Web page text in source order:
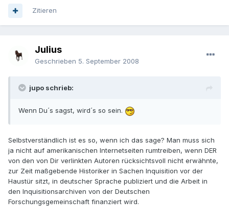
Zitieren
Julius
Geschrieben 5. September 2008
jupo schrieb:
Wenn Du´s sagst, wird´s so sein.
Selbstverständlich ist es so, wenn ich das sage? Man muss sich
ja nicht auf amerikanischen Internetseiten rumtreiben, wenn DER
von den von Dir verlinkten Autoren rücksichtsvoll nicht erwähnte,
zur Zeit maßgebende Historiker in Sachen Inquisition vor der
Haustür sitzt, in deutscher Sprache publiziert und die Arbeit in
den Inquisitionsarchiven von der Deutschen
Forschungsgemeinschaft finanziert wird.